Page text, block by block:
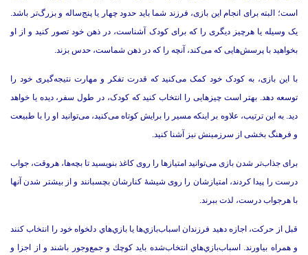
است؛ البته برای انجام این بازی، فرزند شما باید حدود چهار یا پنج‌ساله و بزرگ‌تر باشد.‌
یک وسیله یا هرچیز دیگری را که برای کودک آشناست، در ذهن خود تصور کنید و از او
بخواهید با پرسش‌هایی که می‌کند، آنچه را که در ذهن شماست، حدس بزند.‌
با این بازی، به کودک خود کمک می‌کنید که قدرت تفکر و مهارت نتیجه‌گیری خود را
توسعه دهد.‌ بهتر است چیزهایی را انتخاب کنید که کودک، در طول سفر، دیده یا خواهد
دید.‌ به این ترتیب، علاوه بر اینکه مسیر را برایش کوتاه می‌کنید، می‌توانید او را با طبیعت
و فرهنگ بخشی از سرزمینش نیز آشنا کنید.‌
برای جذاب‌تر شدن بازی می‌توانید امتیازها را روی کاغذ بنویسید تا بچه‌ها، هر‌وقت، جواب
درست را پیدا کردند، امتیازشان را روی شیشۀ کنارشان بچسبانند و از بیشتر شدن آنها
با هرجواب درست، لذت ببرند.‌
قبل از حركت، اجازه دهيد فرزندان اسباب‌بازي‌ها يا بازي‌هاي دلخواه خود را انتخاب کنند
و همراه بياورند.‌ اسباب‌بازي‌هاي انتخاب‌شده بايد كوچك و جمع‌وجور باشند و از اجزا و